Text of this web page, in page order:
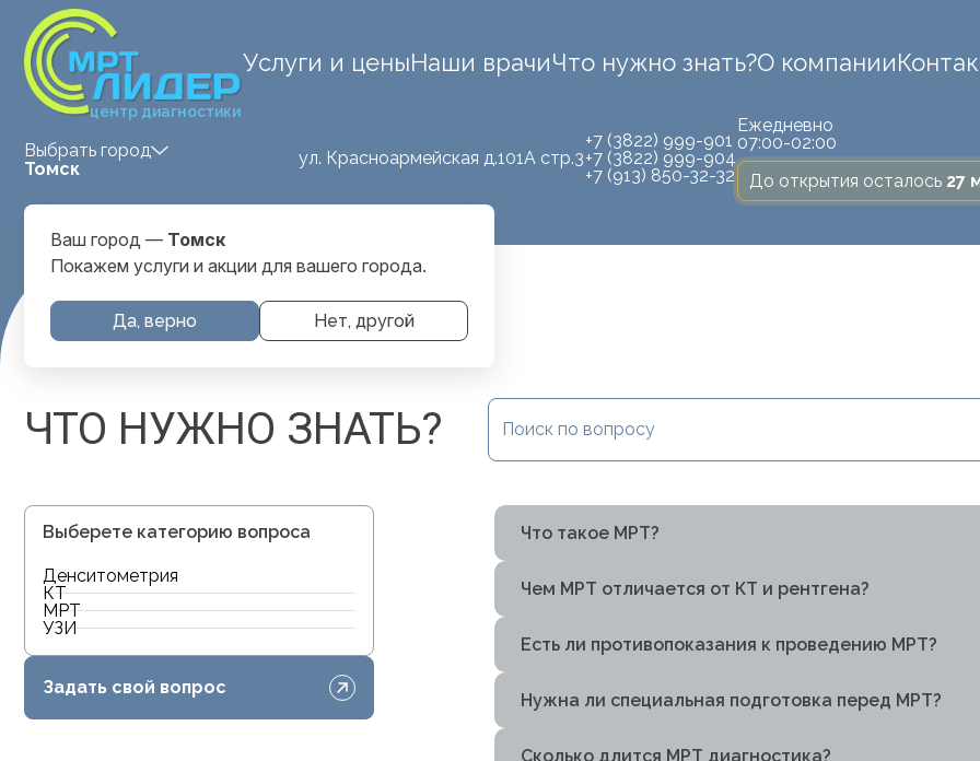
центр диагностики
Услуги и ценыНаши врачиЧто нужно знать?О компании
Выбрать город
Томск
ул. Красноармейская д.101А стр.3
+7 (3822) 999-901
+7 (3822) 999-904
+7 (913) 850-32-32
Ежедневно
07:00-02:00
До открытия осталось 27
Ваш город — Томск
Покажем услуги и акции для вашего города.
Да, верно
Нет, другой
Главная Вопрос-Ответ
ЧТО НУЖНО ЗНАТЬ?
Выберете категорию вопроса
Денситометрия
КТ
МРТ
УЗИ
Задать свой вопрос
Что такое МРТ?
Чем МРТ отличается от КТ и рентгена?
Есть ли противопоказания к проведению МРТ?
Нужна ли специальная подготовка перед МРТ?
Сколько длится МРТ диагностика?